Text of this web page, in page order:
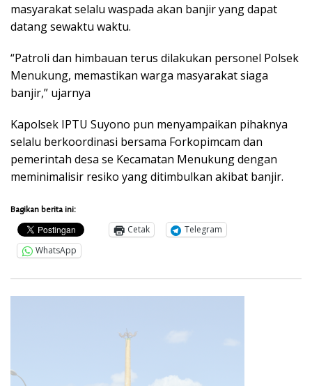
masyarakat selalu waspada akan banjir yang dapat
datang sewaktu waktu.
“Patroli dan himbauan terus dilakukan personel Polsek
Menukung, memastikan warga masyarakat siaga
banjir,” ujarnya
Kapolsek IPTU Suyono pun menyampaikan pihaknya
selalu berkoordinasi bersama Forkopimcam dan
pemerintah desa se Kecamatan Menukung dengan
meminimalisir resiko yang ditimbulkan akibat banjir.
Bagikan berita ini:
Cetak
Telegram
WhatsApp